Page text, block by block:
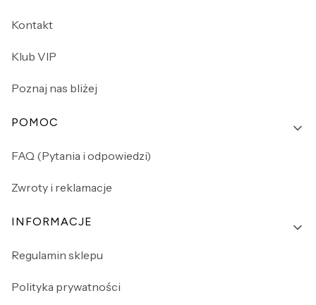
Kontakt
Klub VIP
Poznaj nas bliżej
POMOC
FAQ (Pytania i odpowiedzi)
Zwroty i reklamacje
INFORMACJE
Regulamin sklepu
Polityka prywatności